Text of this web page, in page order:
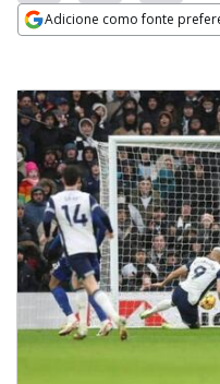
Adicione como fonte